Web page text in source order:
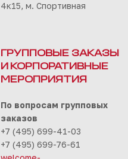
4к15, м. Спортивная
ГРУППОВЫЕ ЗАКАЗЫ
И КОРПОРАТИВНЫЕ
МЕРОПРИЯТИЯ
По вопросам групповых
заказов
+7 (495) 699-41-03
+7 (495) 699-76-61